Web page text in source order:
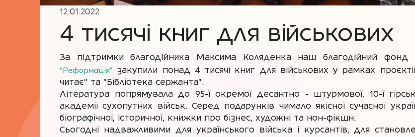
12.01.2022
4 тисячі книг для військових
За підтримки благодійника Максима Коляденка наш благодійний фонд
"Реформація" закупили понад 4 тисячі книг для військових у рамках
читає" та "Бібліотека сержанта".
Література попрямувала до 95-ї окремої десантно - штурмової, 10-ї
академії сухопутних військ. Серед подарунків чимало якісної сучасної
біографічної, історичної, книжки про бізнес, художні та нон-фікшн.
Сьогодні надважливими для українського війська і курсантів, для